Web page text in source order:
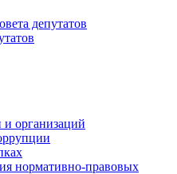
депутатов
организаций
нормативно-правовых